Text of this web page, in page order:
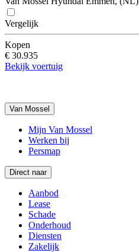
Vergelijk
Kopen
€ 30.935
Bekijk voertuig
Van Mossel
Mijn Van Mossel
Werken bij
Persmap
Direct naar
Aanbod
Lease
Schade
Onderhoud
Diensten
Zakelijk